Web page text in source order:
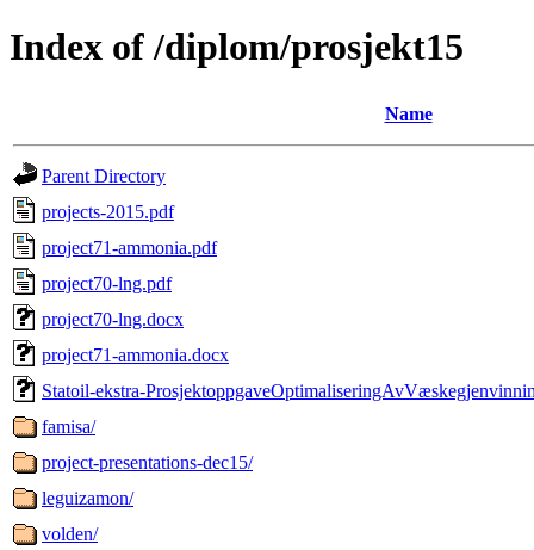
Index of /diplom/prosjekt15
Name
Parent Directory
projects-2015.pdf
project71-ammonia.pdf
project70-lng.pdf
project70-lng.docx
project71-ammonia.docx
Statoil-ekstra-
famisa/
project-presentations-dec15/
leguizamon/
volden/